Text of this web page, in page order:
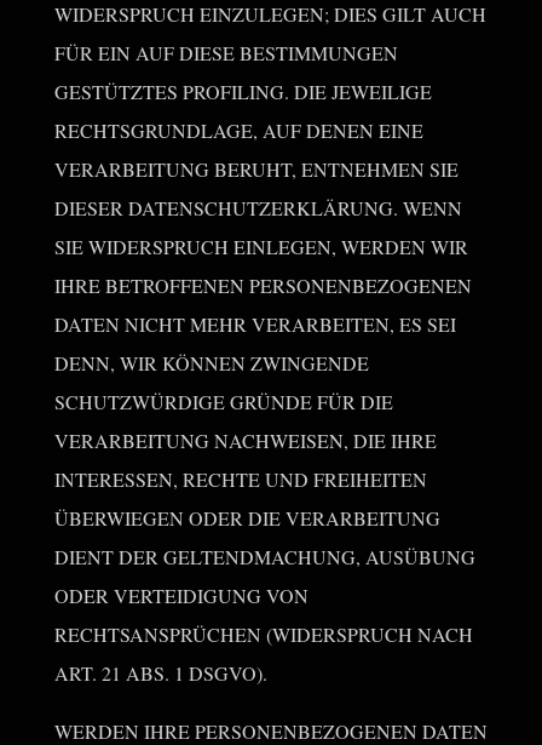
WIDERSPRUCH EINZULEGEN; DIES GILT AUCH
FÜR EIN AUF DIESE BESTIMMUNGEN
GESTÜTZTES PROFILING. DIE JEWEILIGE
RECHTSGRUNDLAGE, AUF DENEN EINE
VERARBEITUNG BERUHT, ENTNEHMEN SIE
DIESER DATENSCHUTZERKLÄRUNG. WENN
SIE WIDERSPRUCH EINLEGEN, WERDEN WIR
IHRE BETROFFENEN PERSONENBEZOGENEN
DATEN NICHT MEHR VERARBEITEN, ES SEI
DENN, WIR KÖNNEN ZWINGENDE
SCHUTZWÜRDIGE GRÜNDE FÜR DIE
VERARBEITUNG NACHWEISEN, DIE IHRE
INTERESSEN, RECHTE UND FREIHEITEN
ÜBERWIEGEN ODER DIE VERARBEITUNG
DIENT DER GELTENDMACHUNG, AUSÜBUNG
ODER VERTEIDIGUNG VON
RECHTSANSPRÜCHEN (WIDERSPRUCH NACH
ART. 21 ABS. 1 DSGVO).
WERDEN IHRE PERSONENBEZOGENEN DATEN